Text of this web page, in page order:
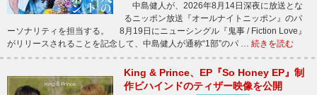
中島健人が、2026年8月14日深夜に放送とな
るニッポン放送『オールナイトニッポン』のパ
ーソナリティを担当する。 8月19日にニューシングル『鬼事 / Fiction Love』
がリリースされることを記念して、中島健人が通称“1部”のパ … 続きを読む
King & Prince、EP『So Honey EP』制
作ビハインドのティザー映像を公開